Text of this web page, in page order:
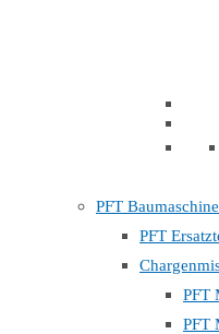
PFT
PFT
PFT
PFT